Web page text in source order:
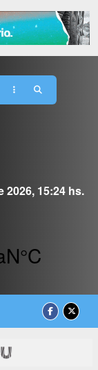
2026, 15:24 hs.